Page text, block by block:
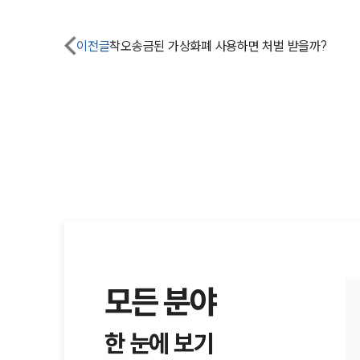
이전글착오송금된 가상화폐 사용하면 처벌 받을까?
모든 분야
한 눈에 보기